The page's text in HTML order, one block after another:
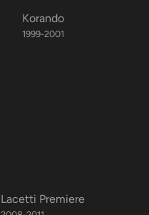
Korando
1999-2001
Lacetti Premiere